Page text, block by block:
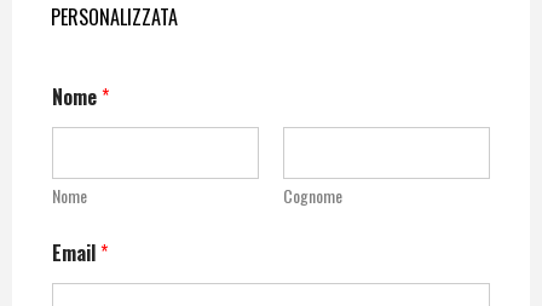
PERSONALIZZATA
Nome*
Nome Cognome
Email*